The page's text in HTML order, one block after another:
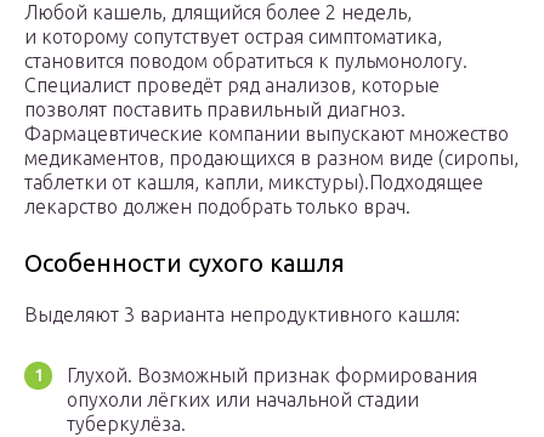
Любой кашель, длящийся более 2 недель,
и которому сопутствует острая симптоматика,
становится поводом обратиться к пульмонологу.
Специалист проведёт ряд анализов, которые
позволят поставить правильный диагноз.
Фармацевтические компании выпускают множество
медикаментов, продающихся в разном виде (сиропы,
таблетки от кашля, капли, микстуры).Подходящее
лекарство должен подобрать только врач.
Особенности сухого кашля
Выделяют 3 варианта непродуктивного кашля:
Глухой. Возможный признак формирования
опухоли лёгких или начальной стадии
туберкулёза.